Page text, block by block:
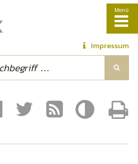
Menü
Impressum